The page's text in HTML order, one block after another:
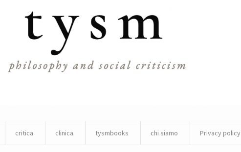
critica clinica tysmbooks chi siamo Privacy policy